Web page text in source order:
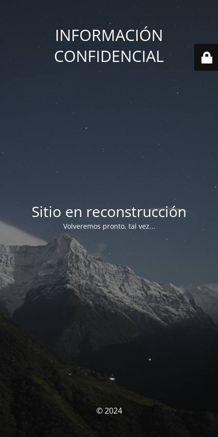
INFORMACIÓN
CONFIDENCIAL
Sitio en reconstrucción
Volveremos pronto, tal vez...
© 2024